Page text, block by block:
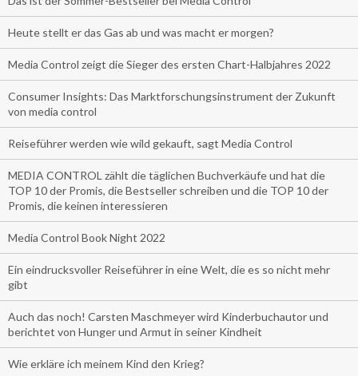
Heute stellt er das Gas ab und was macht er morgen?
Media Control zeigt die Sieger des ersten Chart-Halbjahres 2022
Consumer Insights: Das Marktforschungsinstrument der Zukunft
von media control
Reiseführer werden wie wild gekauft, sagt Media Control
MEDIA CONTROL zählt die täglichen Buchverkäufe und hat die
TOP 10 der Promis, die Bestseller schreiben und die TOP 10 der
Promis, die keinen interessieren
Media Control Book Night 2022
Ein eindrucksvoller Reiseführer in eine Welt, die es so nicht mehr
gibt
Auch das noch! Carsten Maschmeyer wird Kinderbuchautor und
berichtet von Hunger und Armut in seiner Kindheit
Wie erkläre ich meinem Kind den Krieg?